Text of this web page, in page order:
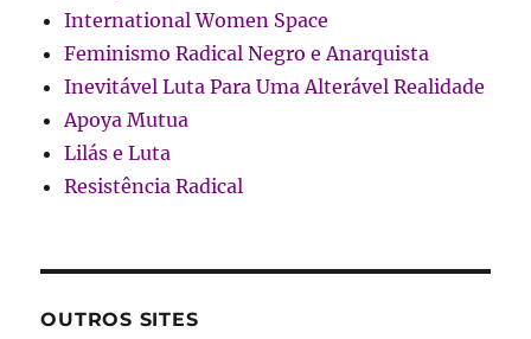
International Women Space
Feminismo Radical Negro e Anarquista
Inevitável Luta Para Uma Alterável Realidade
Apoya Mutua
Lilás e Luta
Resistência Radical
OUTROS SITES